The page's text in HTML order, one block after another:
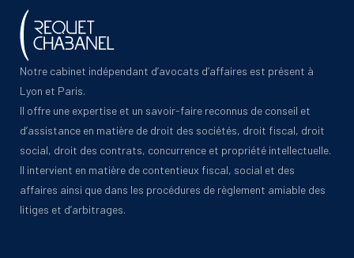
Notre cabinet indépendant d’avocats d’affaires est présent à
Lyon et Paris.
Il offre une expertise et un savoir-faire reconnus de conseil et
d’assistance en matière de droit des sociétés, droit fiscal, droit
social, droit des contrats, concurrence et propriété intellectuelle.
Il intervient en matière de contentieux fiscal, social et des
affaires ainsi que dans les procédures de règlement amiable des
litiges et d’arbitrages.